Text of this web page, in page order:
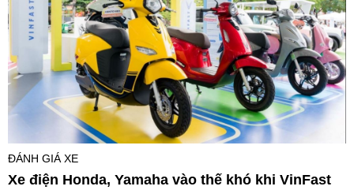
ĐÁNH GIÁ XE
Xe điện Honda, Yamaha vào thế khó khi VinFast